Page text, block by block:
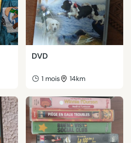
DVD
1 mois 14km